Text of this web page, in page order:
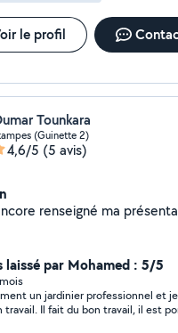
le profil
Tounkara
(Guinette 2)
4,6/5 (5 avis)
Je n'ai pas encore renseigné
laissé par Mohamed : 5/5
un jardinier professionnel et
travail. Il fait du bon travail, il est